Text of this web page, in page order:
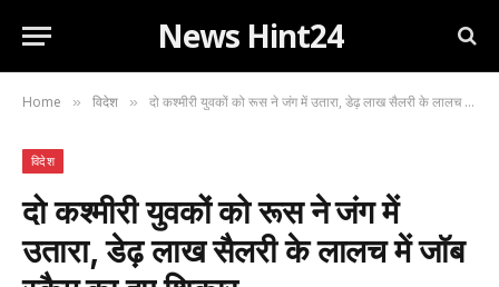
News Hint24
Home » विदेश » दो कश्मीरी युवकों को रूस ने जंग में उतारा, डेढ़ लाख सैलरी के लालच में जॉब स्कैम का हुए शिकार…
विदेश
दो कश्मीरी युवकों को रूस ने जंग में
उतारा, डेढ़ लाख सैलरी के लालच में जॉब